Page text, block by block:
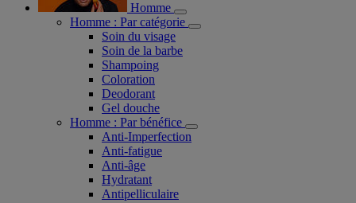
Homme
Homme : Par catégorie
Soin du visage
Soin de la barbe
Shampoing
Coloration
Deodorant
Gel douche
Homme : Par bénéfice
Anti-Imperfection
Anti-fatigue
Anti-âge
Hydratant
Antipelliculaire